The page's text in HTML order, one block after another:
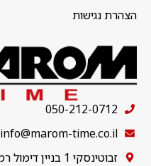
הצהרת נגישות
050-212-0712
info@marom-time.co.il
זבוטינסקי 1 בניין דימול רמת גן